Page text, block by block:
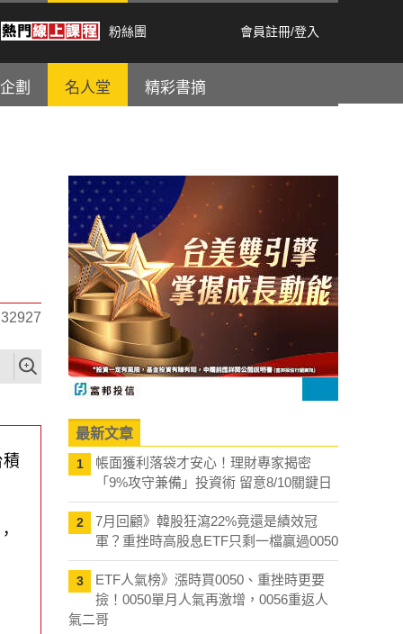
粉絲團 會員註冊/登入
劃 名人堂 精彩書摘
積
最新文章
1
帳面獲利落袋才安心！理財專家揭密
「9%攻守兼備」投資術 留意8/10關鍵日
2
7月回顧》韓股狂瀉22%竟還是績效冠
軍？重挫時高股息ETF只剩一檔贏過0050
3
ETF人氣榜》漲時買0050、重挫時更要
撿！0050單月人氣再激增，0056重返人
氣二哥